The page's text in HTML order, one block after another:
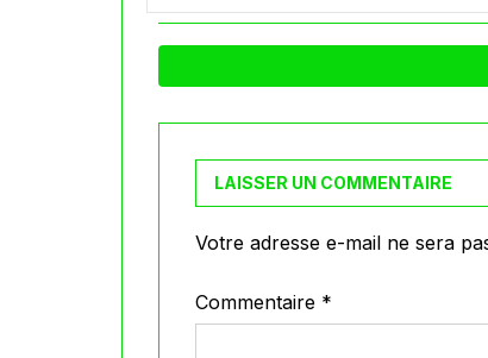
LAISSER UN COMMENTAIRE
Votre adresse e-mail ne sera
Commentaire *